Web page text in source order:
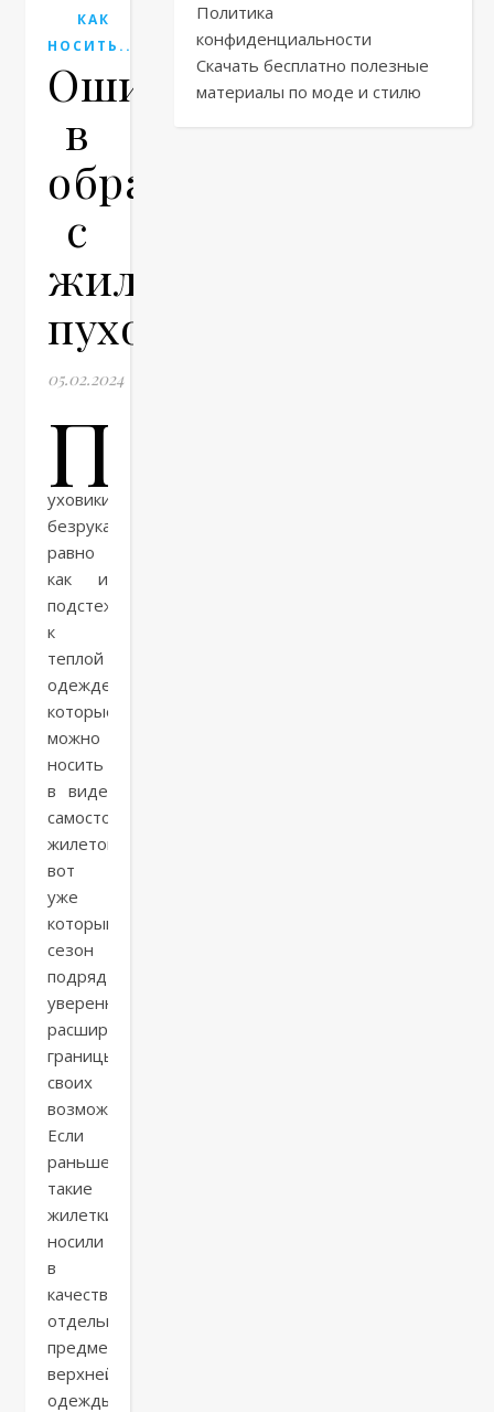
КАК
НОСИТЬ...
Ошибки
в
образах
с
жилетами-
пуховиками
05.02.2024
П
уховики-
безрукавки,
равно
как и
подстежки
к
теплой
одежде,
которые
можно
носить
в виде
самостоятельных
жилетов,
вот
уже
который
сезон
подряд
уверенно
расширяют
границы
своих
возможностей.
Если
раньше
такие
жилетки
носили
в
качестве
отдельного
предмета
верхней
одежды,
Политика
конфиденциальности
Скачать бесплатно полезные
материалы по моде и стилю